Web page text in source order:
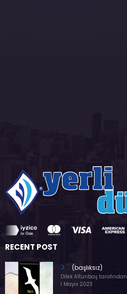
RECENT POST
(başlıksız)
Dilek Altunbaş tarafından
1 Mayıs 2023